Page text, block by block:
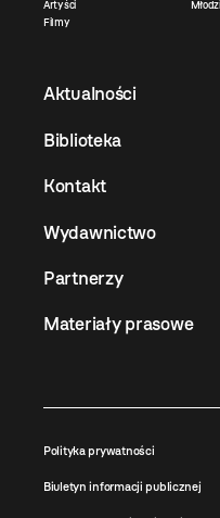
Artyści
Filmy
Aktualności
Biblioteka
Kontakt
Wydawnictwo
Partnerzy
Materiały prasowe
Polityka prywatności
Biuletyn informacji publicznej